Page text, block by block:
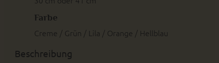
Farbe
Creme / Grün / Lila / Orange / Hellblau
Beschreibung